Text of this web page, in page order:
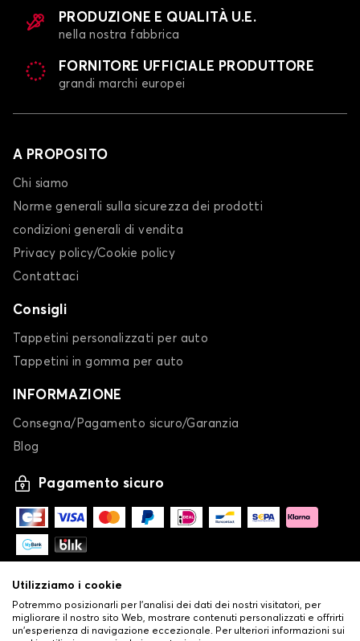
PRODUZIONE E QUALITÀ U.E.
nella nostra fabbrica
FORNITORE UFFICIALE PRODUTTORE
grandi marchi europei
A PROPOSITO
Chi siamo
Norme generali sulla sicurezza dei prodotti
condizioni generali di vendita
Privacy policy/Cookie policy
Contattaci
Consigli
Tappetini personalizzati per auto
Tappetini in gomma per auto
INFORMAZIONE
Consegna/Pagamento sicuro/Garanzia
Blog
Pagamento sicuro
Utilizziamo i cookie
Potremmo posizionarli per l'analisi dei dati dei nostri visitatori, per
migliorare il nostro sito Web, mostrare contenuti personalizzati e offrirti
un'esperienza di navigazione eccezionale. Per ulteriori informazioni sui